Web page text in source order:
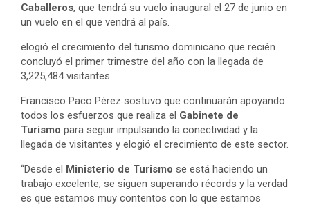
Caballeros, que tendrá su vuelo inaugural el 27 de junio en
un vuelo en el que vendrá al país.
elogió el crecimiento del turismo dominicano que recién
concluyó el primer trimestre del año con la llegada de
3,225,484 visitantes.
Francisco Paco Pérez sostuvo que continuarán apoyando
todos los esfuerzos que realiza el Gabinete de
Turismo para seguir impulsando la conectividad y la
llegada de visitantes y elogió el crecimiento de este sector.
“Desde el Ministerio de Turismo se está haciendo un
trabajo excelente, se siguen superando récords y la verdad
es que estamos muy contentos con lo que estamos